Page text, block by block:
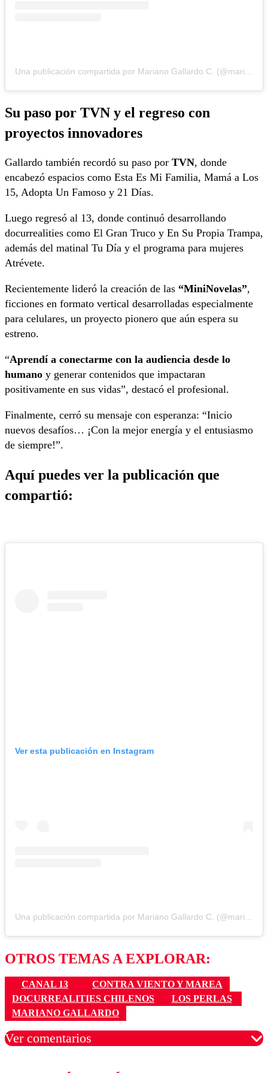
Su paso por TVN y el regreso con
proyectos innovadores
Gallardo también recordó su paso por TVN, donde
encabezó espacios como Esta Es Mi Familia, Mamá a Los
15, Adopta Un Famoso y 21 Días.
Luego regresó al 13, donde continuó desarrollando
docurrealities como El Gran Truco y En Su Propia Trampa,
además del matinal Tu Día y el programa para mujeres
Atrévete.
Recientemente lideró la creación de las “MiniNovelas”,
ficciones en formato vertical desarrolladas especialmente
para celulares, un proyecto pionero que aún espera su
estreno.
“Aprendí a conectarme con la audiencia desde lo
humano y generar contenidos que impactaran
positivamente en sus vidas”, destacó el profesional.
Finalmente, cerró su mensaje con esperanza: “Inicio
nuevos desafíos… ¡Con la mejor energía y el entusiasmo
de siempre!”.
Aquí puedes ver la publicación que
compartió:
Ver esta publicación en Instagram
Una publicación compartida por Mariano Gallardo C. (@marianogallardoc)
OTROS TEMAS A EXPLORAR:
CANAL 13
CONTRA VIENTO Y MAREA
DOCURREALITIES CHILENOS
LOS PERLAS
MARIANO GALLARDO
Ver comentarios